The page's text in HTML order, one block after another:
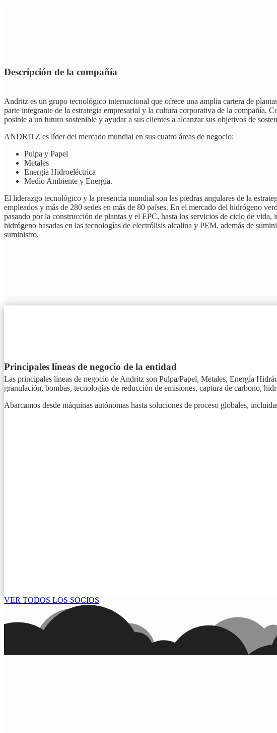
Descripción de la compañía
Andritz es un grupo tecnológico internacional que ofrece una amplia cartera de
parte integrante de la estrategia empresarial y la cultura corporativa de la
posible a un futuro sostenible y ayudar a sus clientes a alcanzar sus objetivos de
ANDRITZ es líder del mercado mundial en sus cuatro áreas de negocio:
Pulpa y Papel
Metales
Energía Hidroeléctrica
Medio Ambiente y Energía.
El liderazgo tecnológico y la presencia mundial son las piedras angulares de la
empleados y más de 280 sedes en más de 80 países. En el mercado del hidrógeno
pasando por la construcción de plantas y el EPC, hasta los servicios de ciclo de
hidrógeno basadas en las tecnologías de electrólisis alcalina y PEM, además de
suministro.
Principales líneas de negocio de la entidad
Las principales líneas de negocio de Andritz son Pulpa/Papel, Metales, Energía
granulación, bombas, tecnologías de reducción de emisiones, captura de carbono,
Abarcamos desde máquinas autónomas hasta soluciones de proceso globales,
VER TODOS LOS SOCIOS